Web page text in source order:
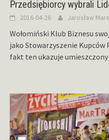
Przedsiębiorcy wybrali
2016-04-26 Jarosław
Wołomiński Klub Biznesu
jako Stowarzyszenie Kupców
fakt ten ukazuje